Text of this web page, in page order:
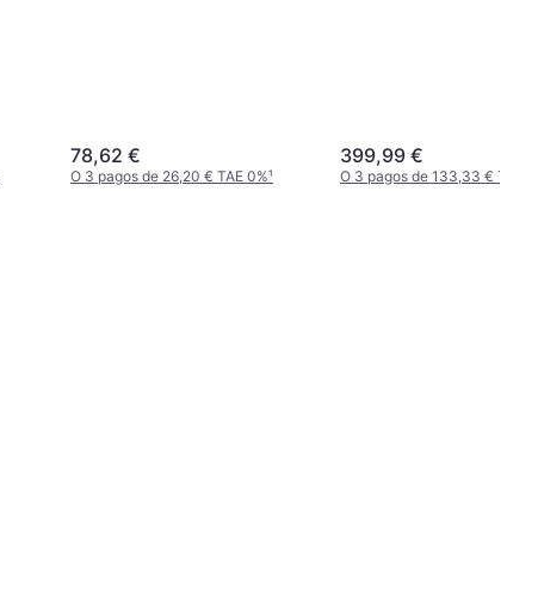
78,62 €
O 3 pagos de 26,20 € TAE 0%¹
399,99 €
O 3 pagos de 133,33 € TAE